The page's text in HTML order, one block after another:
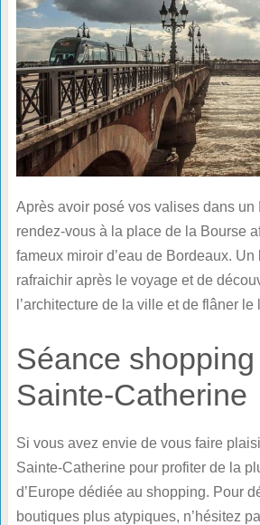
Après avoir posé vos valises dans un
rendez-vous à la place de la Bourse
fameux miroir d’eau de Bordeaux.
rafraichir après le voyage et de
l’architecture de la ville et de flâner
Séance
Sainte-Catherine
Si vous avez envie de vous faire
Sainte-Catherine pour profiter de la
d’Europe dédiée au shopping. Pour
boutiques plus atypiques, n’hésitez